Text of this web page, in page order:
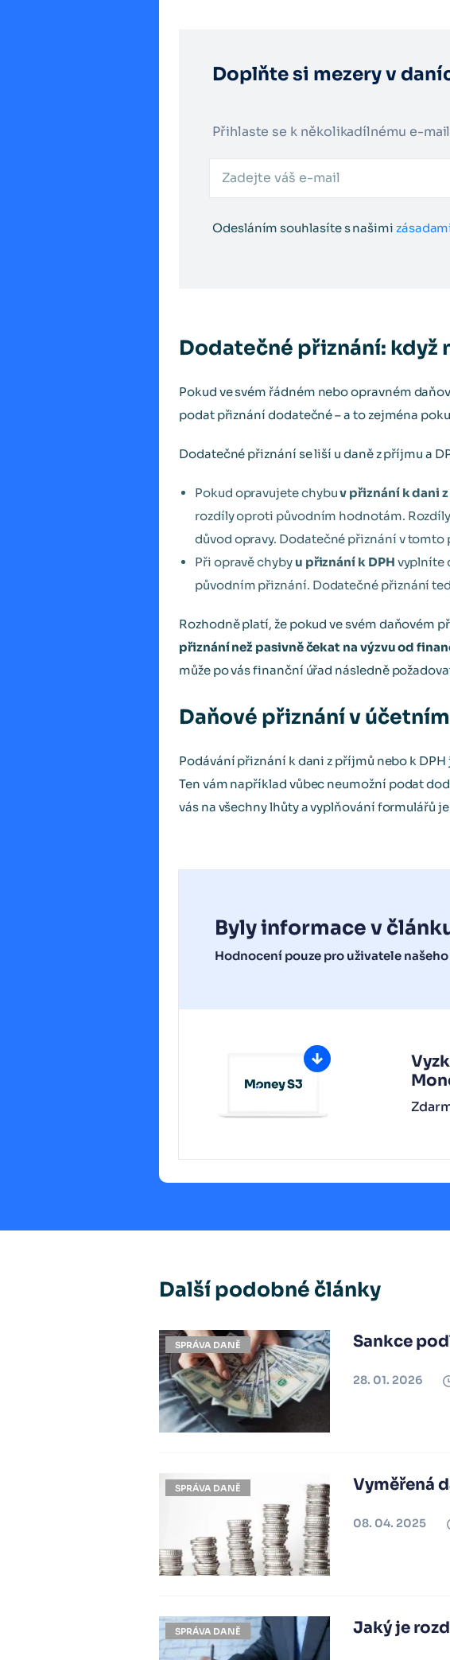
Doplňte si mezery v
Přihlaste se k několikadílnému e-
Odesláním souhlasíte s našimi
Dodatečné přiznání:
Pokud ve svém řádném nebo opravném
podat přiznání dodatečné – a to zejména
Dodatečné přiznání se liší u daně z příjmu a
Pokud opravujete chybuv přiznání k dani
rozdíly oproti původním hodnotám.
důvod opravy. Dodatečné přiznání v
Při opravě chyby u přiznání k DPH vyplníte
původním přiznání. Dodatečné přiznání
Rozhodně platí, že pokud ve svém daňovém
přiznání než pasivně čekat na výzvu od
může po vás finanční úřad následně
Daňové přiznání v
Podávání přiznání k dani z příjmů nebo k
Ten vám například vůbec neumožní podat
vás na všechny lhůty a vyplňování formulářů
Byly informace v
Hodnocení pouze pro uživatele
Další podobné články
SPRÁVA DANĚ Sankce
28. 01. 2026
SPRÁVA DANĚ Vyměřená
08. 04. 2025
SPRÁVA DANĚ Jaký je